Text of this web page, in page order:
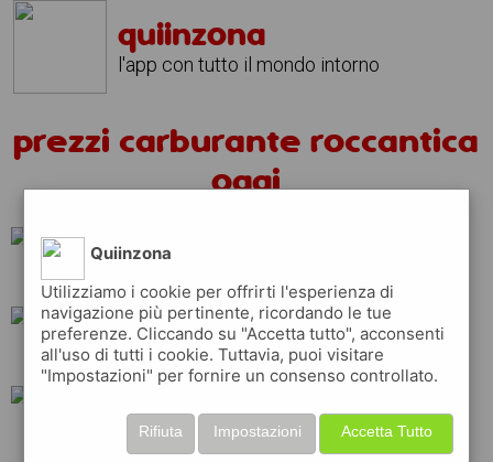
quiinzona
l'app con tutto il mondo intorno
prezzi carburante roccantica
oggi
erg
ip tamoil shell
repsol api
Quiinzona
Utilizziamo i cookie per offrirti l'esperienza di
navigazione più pertinente, ricordando le tue
preferenze. Cliccando su "Accetta tutto", acconsenti
all'uso di tutti i cookie. Tuttavia, puoi visitare
"Impostazioni" per fornire un consenso controllato.
Accetta Tutto
Impostazioni
Rifiuta